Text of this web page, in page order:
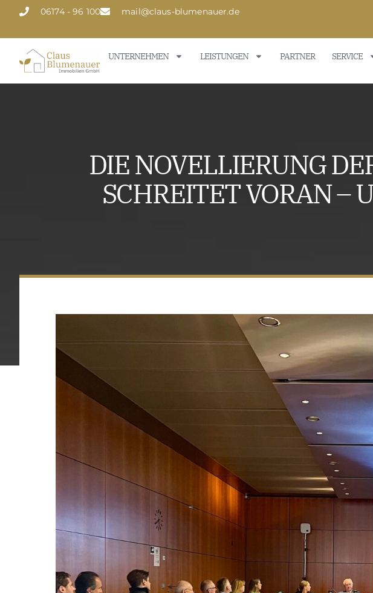
06174 - 96 100 mail@claus-blumenauer.de
UNTERNEHMEN LEISTUNGEN PARTNER SERVICE
DIE NOVELLIERUNG
SCHREITET VORAN –